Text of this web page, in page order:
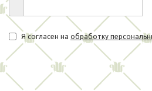
Я согласен на обработку